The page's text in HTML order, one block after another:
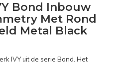
Bond Inbouw
Met Rond
Metal Black
IVY uit de serie Bond. Het